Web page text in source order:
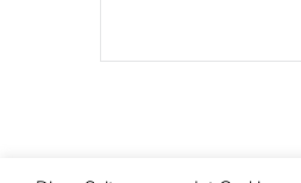
Schwarzstraße 25,